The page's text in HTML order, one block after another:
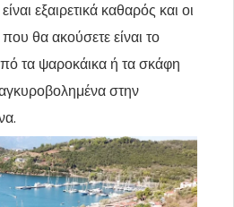
εξαιρετικά καθαρός και οι
που θα ακούσετε είναι το
τα ψαροκάικα ή τα σκάφη
στην